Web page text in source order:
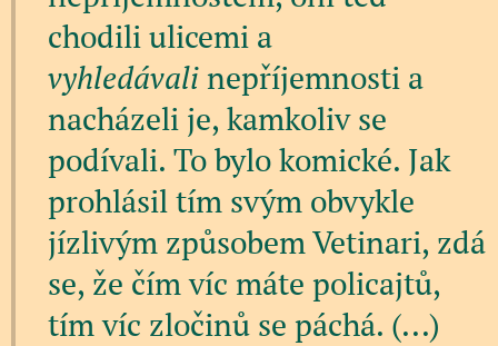
chodili ulicemi a
vyhledávalinepříjemnosti a
nacházeli je, kamkoliv se
podívali. To bylo komické. Jak
prohlásil tím svým obvykle
jízlivým způsobem Vetinari, zdá
se, že čím víc máte policajtů,
tím víc zločinů se páchá. (...)